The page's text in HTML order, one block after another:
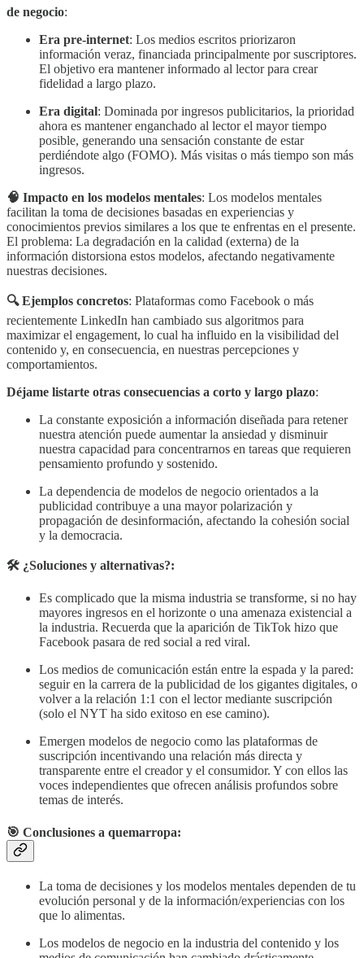
de negocio:
Era pre-internet: Los medios escritos priorizaron
información veraz, financiada principalmente por suscriptores.
El objetivo era mantener informado al lector para crear
fidelidad a largo plazo.
Era digital: Dominada por ingresos publicitarios, la prioridad
ahora es mantener enganchado al lector el mayor tiempo
posible, generando una sensación constante de estar
perdiéndote algo (FOMO). Más visitas o más tiempo son más
ingresos.
🧠 Impacto en los modelos mentales: Los modelos mentales
facilitan la toma de decisiones basadas en experiencias y
conocimientos previos similares a los que te enfrentas en el presente.
El problema: La degradación en la calidad (externa) de la
información distorsiona estos modelos, afectando negativamente
nuestras decisiones.
🔍 Ejemplos concretos: Plataformas como Facebook o más
recientemente LinkedIn han cambiado sus algoritmos para
maximizar el engagement, lo cual ha influido en la visibilidad del
contenido y, en consecuencia, en nuestras percepciones y
comportamientos.
Déjame listarte otras consecuencias a corto y largo plazo:
La constante exposición a información diseñada para retener
nuestra atención puede aumentar la ansiedad y disminuir
nuestra capacidad para concentrarnos en tareas que requieren
pensamiento profundo y sostenido.
La dependencia de modelos de negocio orientados a la
publicidad contribuye a una mayor polarización y
propagación de desinformación, afectando la cohesión social
y la democracia.
🛠️ ¿Soluciones y alternativas?:
Es complicado que la misma industria se transforme, si no hay
mayores ingresos en el horizonte o una amenaza existencial a
la industria. Recuerda que la aparición de TikTok hizo que
Facebook pasara de red social a red viral.
Los medios de comunicación están entre la espada y la pared:
seguir en la carrera de la publicidad de los gigantes digitales, o
volver a la relación 1:1 con el lector mediante suscripción
(solo el NYT ha sido exitoso en ese camino).
Emergen modelos de negocio como las plataformas de
suscripción incentivando una relación más directa y
transparente entre el creador y el consumidor. Y con ellos las
voces independientes que ofrecen análisis profundos sobre
temas de interés.
🎯 Conclusiones a quemarropa:
La toma de decisiones y los modelos mentales dependen de tu
evolución personal y de la información/experiencias con los
que lo alimentas.
Los modelos de negocio en la industria del contenido y los